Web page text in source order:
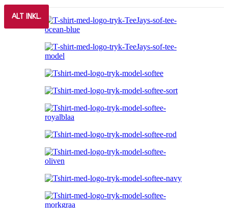
ALT INKL.